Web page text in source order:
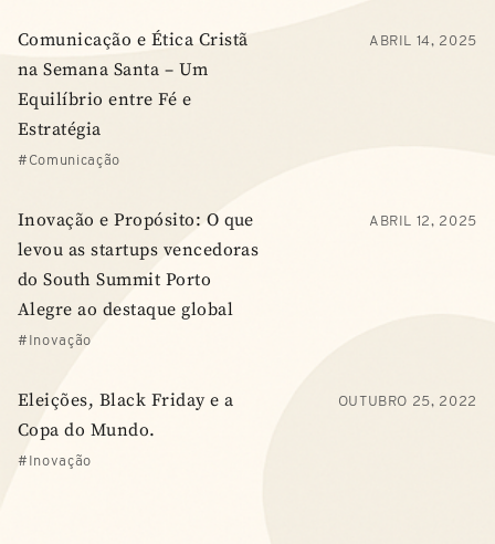
Comunicação e Ética Cristã
na Semana Santa – Um
Equilíbrio entre Fé e
Estratégia
ABRIL 14, 2025
Comunicação
Inovação e Propósito: O que
levou as startups vencedoras
do South Summit Porto
Alegre ao destaque global
ABRIL 12, 2025
Inovação
Eleições, Black Friday e a
Copa do Mundo.
OUTUBRO 25, 2022
Inovação